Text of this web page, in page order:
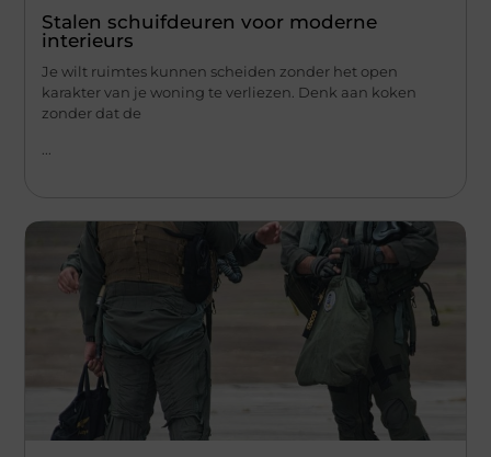
Stalen schuifdeuren voor moderne
interieurs
Je wilt ruimtes kunnen scheiden zonder het open
karakter van je woning te verliezen. Denk aan koken
zonder dat de
...